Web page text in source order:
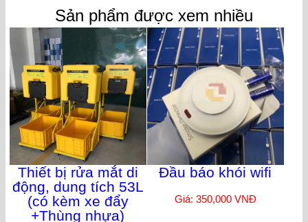
Sản phẩm được xem nhiều
Thiết bị rửa mắt di
động, dung tích 53L
(có kèm xe đẩy
+Thùng nhựa)
Đầu báo khói wifi
Giá: 350,000 VNĐ